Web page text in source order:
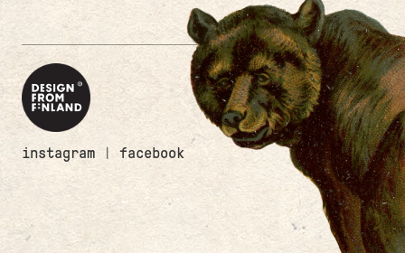
instagram |facebook